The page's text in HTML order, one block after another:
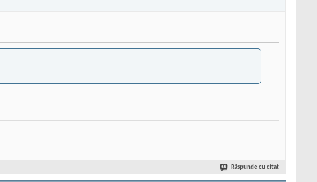
Răspunde cu citat